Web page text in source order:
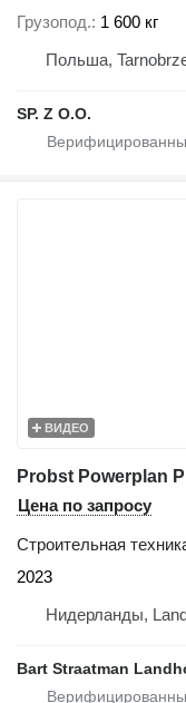
Грузопод. 1 600 кг
Польша,
SP. Z O.O.
ВИДЕО
Цена по запросу
Строительная
2023
Нидерланды,
Bart Straatman